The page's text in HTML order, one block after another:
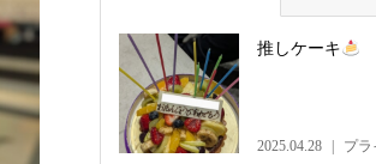
推しケーキ
2025.04.28 プラ